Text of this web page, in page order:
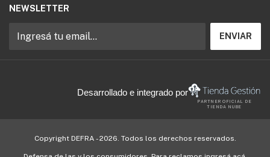
NEWSLETTER
Desarrollado e integrado por
PARTNER OFICIAL DE
TIENDA NUBE
Copyright DEFRA - 2026. Todos los derechos reservados.